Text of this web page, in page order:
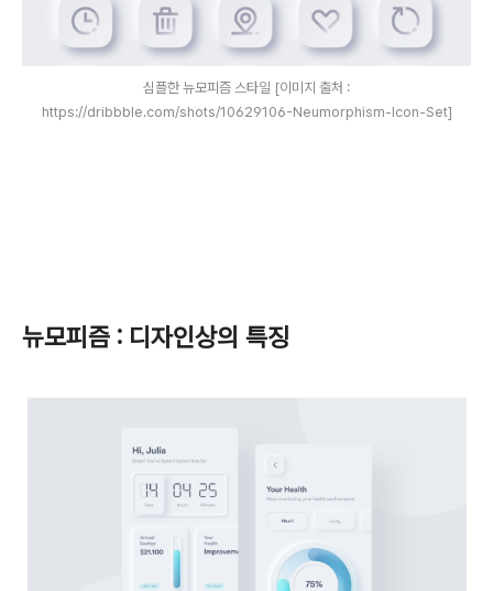
심플한 뉴모피즘 스타일 [이미지 출처 :
https://dribbble.com/shots/10629106-Neumorphism-Icon-Set]
뉴모피즘 : 디자인상의 특징